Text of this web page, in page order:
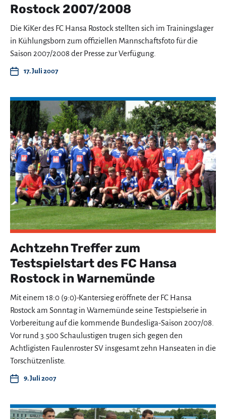
Rostock 2007/2008
Die KiKer des FC Hansa Rostock stellten sich im Trainingslager
in Kühlungsborn zum offiziellen Mannschaftsfoto für die
Saison 2007/2008 der Presse zur Verfügung.
17. Juli 2007
Achtzehn Treffer zum
Testspielstart des FC Hansa
Rostock in Warnemünde
Mit einem 18:0 (9:0)-Kantersieg eröffnete der FC Hansa
Rostock am Sonntag in Warnemünde seine Testspielserie in
Vorbereitung auf die kommende Bundesliga-Saison 2007/08.
Vor rund 3.500 Schaulustigen trugen sich gegen den
Achtligisten Faulenroster SV insgesamt zehn Hanseaten in die
Torschützenliste.
9. Juli 2007